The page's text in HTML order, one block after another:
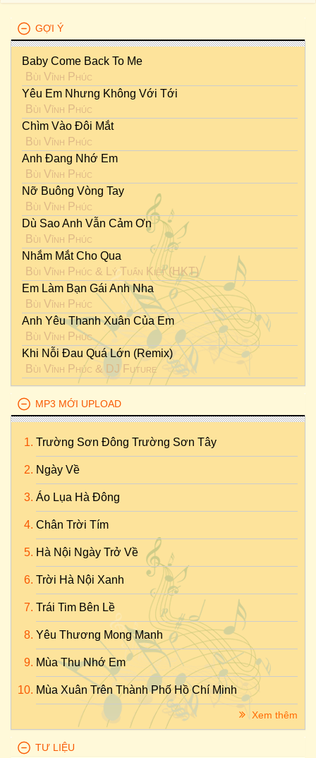
GỢI Ý
Baby Come Back To Me
Bùi Vĩnh Phúc
Yêu Em Nhưng Không Với Tới
Bùi Vĩnh Phúc
Chìm Vào Đôi Mắt
Bùi Vĩnh Phúc
Anh Đang Nhớ Em
Bùi Vĩnh Phúc
Nỡ Buông Vòng Tay
Bùi Vĩnh Phúc
Dù Sao Anh Vẫn Cảm Ơn
Bùi Vĩnh Phúc
Nhắm Mắt Cho Qua
Bùi Vĩnh Phúc &
Lý Tuấn Kiệt (HKT)
Em Làm Bạn Gái Anh Nha
Bùi Vĩnh Phúc
Anh Yêu Thanh Xuân Của Em
Bùi Vĩnh Phúc
Khi Nỗi Đau Quá Lớn (Remix)
Bùi Vĩnh Phúc & DJ Future
MP3 MỚI UPLOAD
Trường Sơn Đông Trường Sơn Tây
Ngày Về
Áo Lụa Hà Đông
Chân Trời Tím
Hà Nội Ngày Trở Về
Trời Hà Nội Xanh
Trái Tim Bên Lề
Yêu Thương Mong Manh
Mùa Thu Nhớ Em
Mùa Xuân Trên Thành Phố Hồ Chí Minh
Xem thêm
TƯ LIỆU